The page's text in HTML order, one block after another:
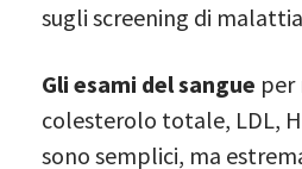
sugli screening di
Gli esami del sangue per
colesterolo totale, LDL,
sono semplici, ma